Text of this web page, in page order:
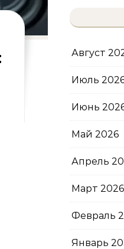
Август
Июль
Июнь
Май 2026
Апрель
Март 2026
Февраль
Январь